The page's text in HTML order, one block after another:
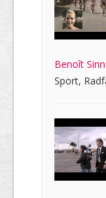
Benoît
Sport,